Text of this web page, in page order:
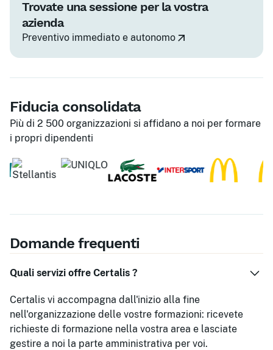
Trovate una sessione per la vostra
azienda
Preventivo immediato e autonomo
Fiducia consolidata
Più di 2 500 organizzazioni si affidano a noi per formare
i propri dipendenti
Domande frequenti
Quali servizi offre Certalis ?
Certalis vi accompagna dall'inizio alla fine
nell'organizzazione delle vostre formazioni: ricevete
richieste di formazione nella vostra area e lasciate
gestire a noi la parte amministrativa per voi.